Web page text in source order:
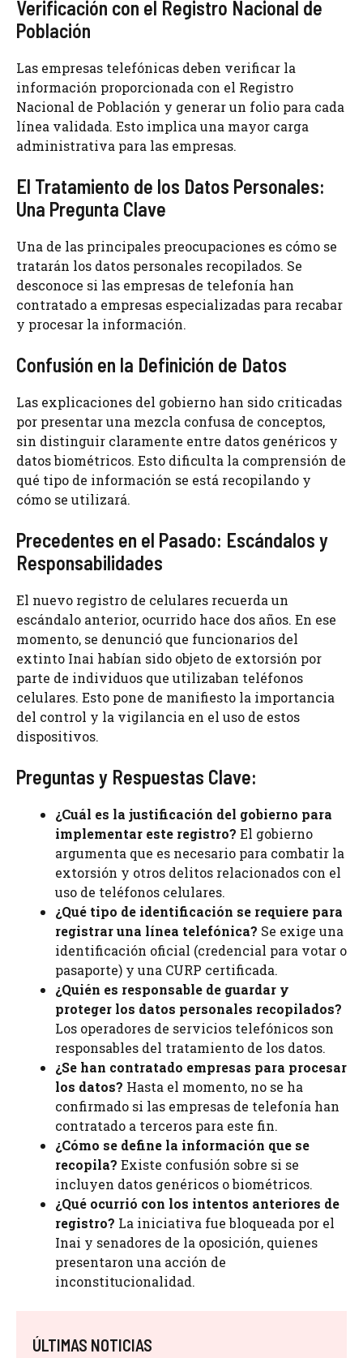
Verificación con el Registro Nacional de
Población
Las empresas telefónicas deben verificar la
información proporcionada con el Registro
Nacional de Población y generar un folio para cada
línea validada. Esto implica una mayor carga
administrativa para las empresas.
El Tratamiento de los Datos Personales:
Una Pregunta Clave
Una de las principales preocupaciones es cómo se
tratarán los datos personales recopilados. Se
desconoce si las empresas de telefonía han
contratado a empresas especializadas para recabar
y procesar la información.
Confusión en la Definición de Datos
Las explicaciones del gobierno han sido criticadas
por presentar una mezcla confusa de conceptos,
sin distinguir claramente entre datos genéricos y
datos biométricos. Esto dificulta la comprensión de
qué tipo de información se está recopilando y
cómo se utilizará.
Precedentes en el Pasado: Escándalos y
Responsabilidades
El nuevo registro de celulares recuerda un
escándalo anterior, ocurrido hace dos años. En ese
momento, se denunció que funcionarios del
extinto Inai habían sido objeto de extorsión por
parte de individuos que utilizaban teléfonos
celulares. Esto pone de manifiesto la importancia
del control y la vigilancia en el uso de estos
dispositivos.
Preguntas y Respuestas Clave:
¿Cuál es la justificación del gobierno para
implementar este registro? El gobierno
argumenta que es necesario para combatir la
extorsión y otros delitos relacionados con el
uso de teléfonos celulares.
¿Qué tipo de identificación se requiere para
registrar una línea telefónica? Se exige una
identificación oficial (credencial para votar o
pasaporte) y una CURP certificada.
¿Quién es responsable de guardar y
proteger los datos personales recopilados?
Los operadores de servicios telefónicos son
responsables del tratamiento de los datos.
¿Se han contratado empresas para procesar
los datos? Hasta el momento, no se ha
confirmado si las empresas de telefonía han
contratado a terceros para este fin.
¿Cómo se define la información que se
recopila? Existe confusión sobre si se
incluyen datos genéricos o biométricos.
¿Qué ocurrió con los intentos anteriores de
registro? La iniciativa fue bloqueada por el
Inai y senadores de la oposición, quienes
presentaron una acción de
inconstitucionalidad.
ÚLTIMAS NOTICIAS